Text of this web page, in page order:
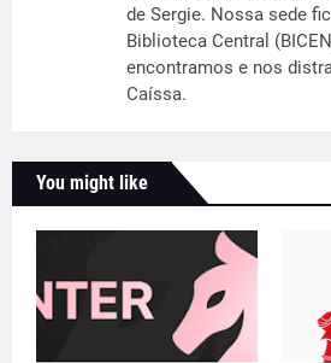
de Sergie. Nossa sede
Biblioteca Central
encontramos e nos
Caíssa.
You might like